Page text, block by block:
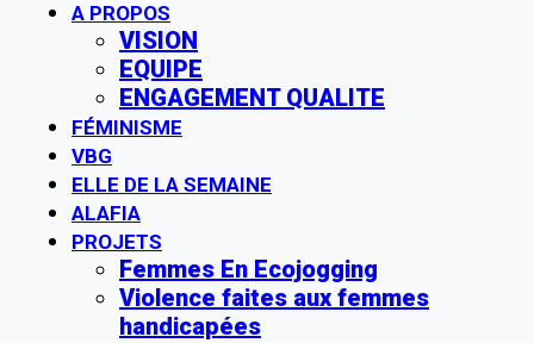
A PROPOS
VISION
EQUIPE
ENGAGEMENT QUALITE
FÉMINISME
VBG
ELLE DE LA SEMAINE
ALAFIA
PROJETS
Femmes En Ecojogging
Violence faites aux femmes
handicapées